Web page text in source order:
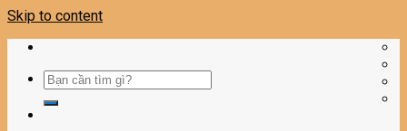
Skip to content